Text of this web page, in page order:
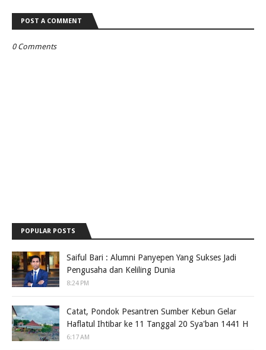
POST A COMMENT
0 Comments
POPULAR POSTS
Saiful Bari : Alumni Panyepen Yang Sukses Jadi
Pengusaha dan Keliling Dunia
8:24 PM
Catat, Pondok Pesantren Sumber Kebun Gelar
Haflatul Ihtibar ke 11 Tanggal 20 Sya'ban 1441 H
6:17 AM